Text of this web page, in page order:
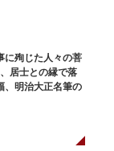
める託児サービ
授乳室、ミルク
。
巨匠・前川國男の
に殉じた人々の菩
居士との縁で落
、明治大正名筆の